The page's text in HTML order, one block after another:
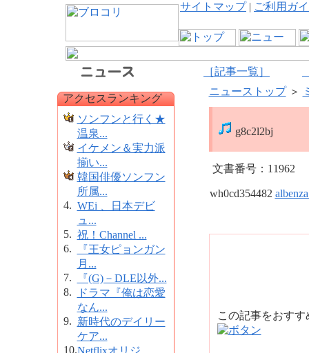
サイトマップ| ご利用ガ
［記事一覧］
アクセスランキング
ソンフンと行く★
温泉...
イケメン＆実力派
揃い...
韓国俳優ソンフン
所属...
4. WEi 、日本デビ
ュ...
5. 祝！Channel ...
6.
『王女ピョンガン
月...
7.
『(G)－DLE以外...
8.
ドラマ『俺は恋愛
なん...
9. 新時代のデイリー
ケア...
10.Netflixオリジ...
ニューストップ＞
g8c2l2bj
文書番号：11962
wh0cd354482
この記事をおす